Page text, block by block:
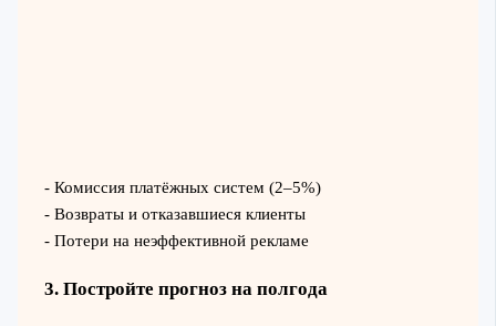
- Комиссия платёжных систем (2–5%)
- Возвраты и отказавшиеся клиенты
- Потери на неэффективной рекламе
3. Постройте прогноз на полгода